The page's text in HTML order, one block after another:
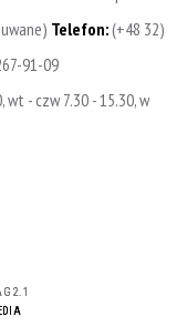
Telefon:(+48 32)
91-09
wt - czw 7.30 - 15.30, w
2.1